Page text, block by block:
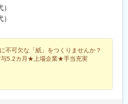
不可欠な「紙」をつくりませんか？
5.2カ月★上場企業★手当充実